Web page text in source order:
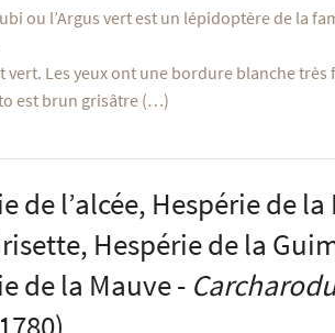
ou l’Argus vert est un lépidoptère de la
vert. Les yeux ont une bordure blanche très
est brun grisâtre (…)
de l’alcée, Hespérie de la
Hespérie de la
de la Mauve -